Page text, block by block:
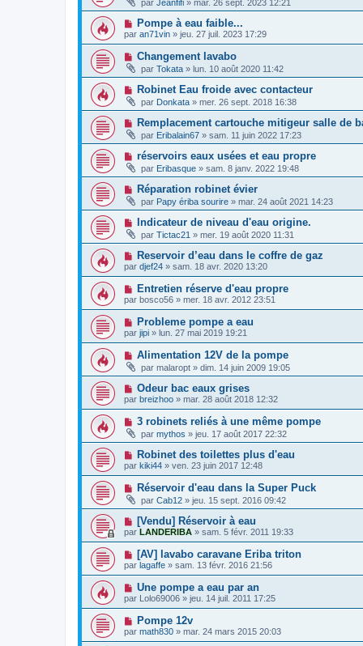
par Jeanfifi » mar. 26 sept. 2023 12:21
Pompe à eau faible...
par an71vin » jeu. 27 juil. 2023 17:29
Changement lavabo
par Tokata » lun. 10 août 2020 11:42
Robinet Eau froide avec contacteur
par Donkata » mer. 26 sept. 2018 16:38
Remplacement cartouche mitigeur salle de
par Eribalain67 » sam. 11 juin 2022 17:23
réservoirs eaux usées et eau propre
par Eribasque » sam. 8 janv. 2022 19:48
Réparation robinet évier
par Papy ériba sourire » mar. 24 août 2021 14:23
Indicateur de niveau d'eau origine.
par Tictac21 » mer. 19 août 2020 11:31
Reservoir d’eau dans le coffre de gaz
par djef24 » sam. 18 avr. 2020 13:20
Entretien réserve d'eau propre
par bosco56 » mer. 18 avr. 2012 23:51
Probleme pompe a eau
par jipi » lun. 27 mai 2019 19:21
Alimentation 12V de la pompe
par malaropt » dim. 14 juin 2009 19:05
Odeur bac eaux grises
par breizhoo » mar. 28 août 2018 12:32
3 robinets reliés à une même pompe
par mythos » jeu. 17 août 2017 22:32
Robinet des toilettes plus d'eau
par kiki44 » ven. 23 juin 2017 12:48
Réservoir d'eau dans la Super Puck
par Cab12 » jeu. 15 sept. 2016 09:42
[Vendu] Réservoir à eau
par LANDERIBA » sam. 5 févr. 2011 19:33
[AV] lavabo caravane Eriba triton
par lagaffe » sam. 13 févr. 2016 21:56
Une pompe a eau par an
par Lolo69006 » jeu. 14 juil. 2011 17:25
Pompe 12v
par math830 » mar. 24 mars 2015 20:03